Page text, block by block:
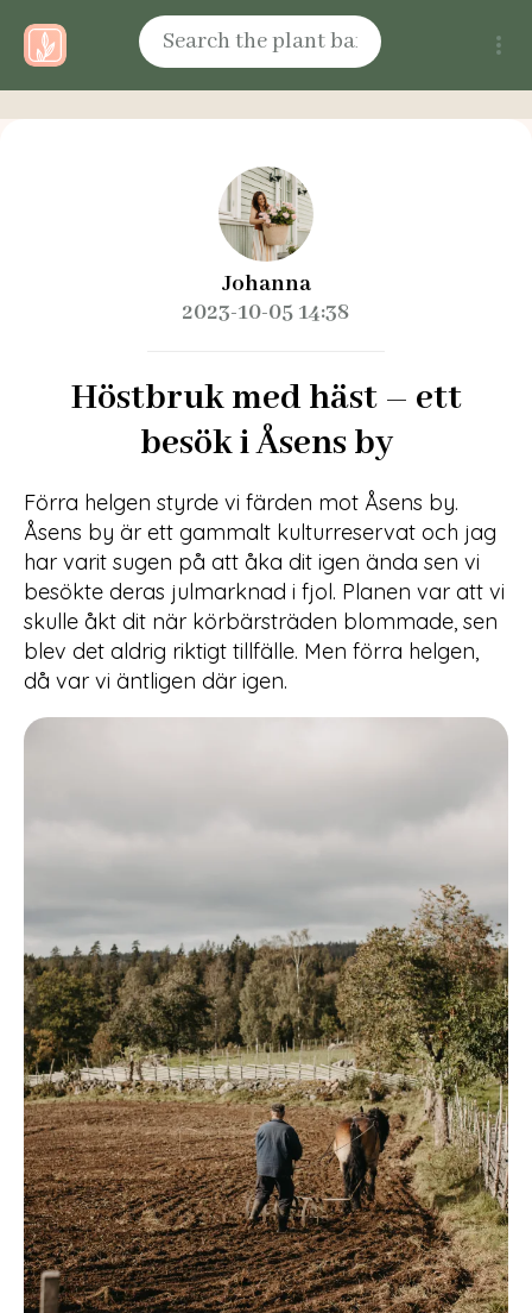
Johanna
2023-10-05 14:38
Höstbruk med häst – ett
besök i Åsens by
Förra helgen styrde vi färden mot Åsens by.
Åsens by är ett gammalt kulturreservat och jag
har varit sugen på att åka dit igen ända sen vi
besökte deras julmarknad i fjol. Planen var att vi
skulle åkt dit när körbärsträden blommade, sen
blev det aldrig riktigt tillfälle. Men förra helgen,
då var vi äntligen där igen.